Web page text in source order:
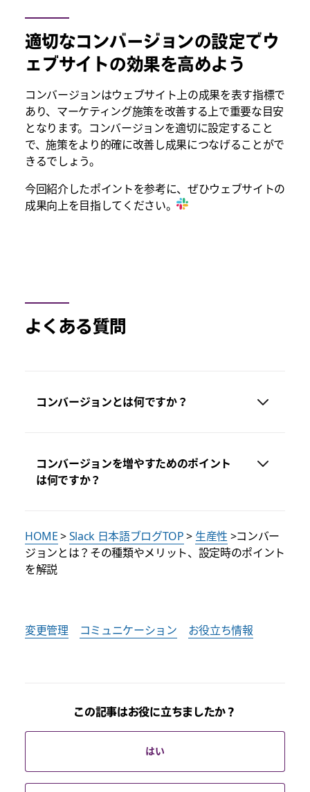
適切なコンバージョンの設定でウ
ェブサイトの効果を高めよう
コンバージョンはウェブサイト上の成果を表す指標で
あり、マーケティング施策を改善する上で重要な目安
となります。コンバージョンを適切に設定すること
で、施策をより的確に改善し成果につなげることがで
きるでしょう。
今回紹介したポイントを参考に、ぜひウェブサイトの
成果向上を目指してください。
よくある質問
コンバージョンとは何ですか？
コンバージョンを増やすためのポイント
は何ですか？
HOME>Slack 日本語ブログTOP> 生産性 >コンバー
ジョンとは？その種類やメリット、設定時のポイント
を解説
変更管理 コミュニケーション お役立ち情報
この記事はお役に立ちましたか？
はい